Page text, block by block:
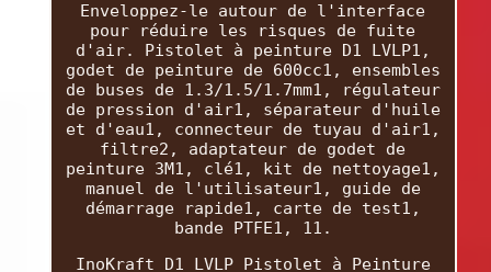
Enveloppez-le autour de l'interface
pour réduire les risques de fuite
d'air. Pistolet à peinture D1 LVLP1,
godet de peinture de 600cc1, ensembles
de buses de 1.3/1.5/1.7mm1, régulateur
de pression d'air1, séparateur d'huile
et d'eau1, connecteur de tuyau d'air1,
filtre2, adaptateur de godet de
peinture 3M1, clé1, kit de nettoyage1,
manuel de l'utilisateur1, guide de
démarrage rapide1, carte de test1,
bande PTFE1, 11.
InoKraft D1 LVLP Pistolet à Peinture